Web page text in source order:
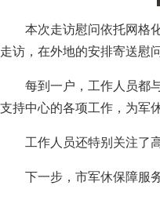
本次走访慰问依托网格
走访，在外地的安排寄送慰
每到一户，工作人员都
支持中心的各项工作，为军
工作人员还特别关注了
下一步，市军休保障服